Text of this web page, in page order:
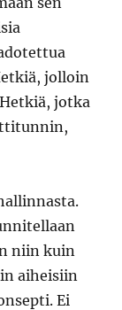
jolloin
jotka
niin kuin
aiheisiin
Ei